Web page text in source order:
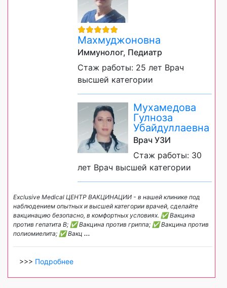
Махмуджоновна
Иммунолог, Педиатр
Стаж работы: 25 лет Врач
высшей категории
Мухамедова
Гулноза
Убайдуллаевна
Врач УЗИ
Стаж работы: 30
лет Врач высшей категории
Exclusive Medical ЦЕНТР ВАКЦИНАЦИИ - в нашей клинике под
наблюдением опытных и высшей категории врачей, сделайте
вакцинацию безопасно, в комфортных условиях. ✅ Вакцина
против гепатита B; ✅ Вакцина против гриппа; ✅ Вакцина против
полиомиелита; ✅ Вакц ...
>>> Подробнее